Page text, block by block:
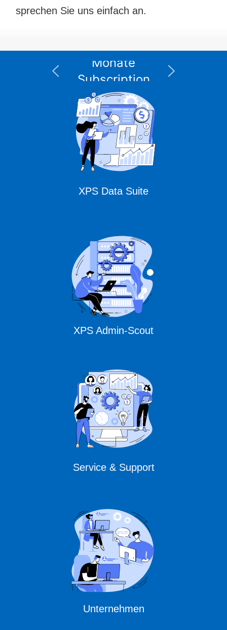
sprechen Sie uns einfach an.
Monate
Subscription
einschließlich
integriertem DBMS
XPS Data Suite
XPS Admin-Scout
Service & Support
Unternehmen